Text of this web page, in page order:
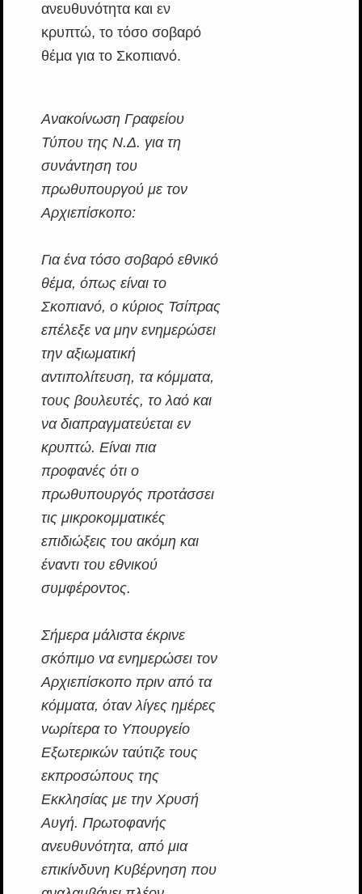
ανευθυνότητα και εν
κρυπτώ, το τόσο σοβαρό
θέμα για το Σκοπιανό.
Ανακοίνωση Γραφείου
Τύπου της Ν.Δ. για τη
συνάντηση του
πρωθυπουργού με τον
Αρχιεπίσκοπο:
Για ένα τόσο σοβαρό εθνικό
θέμα, όπως είναι το
Σκοπιανό, ο κύριος Τσίπρας
επέλεξε να μην ενημερώσει
την αξιωματική
αντιπολίτευση, τα κόμματα,
τους βουλευτές, το λαό και
να διαπραγματεύεται εν
κρυπτώ. Είναι πια
προφανές ότι ο
πρωθυπουργός προτάσσει
τις μικροκομματικές
επιδιώξεις του ακόμη και
έναντι του εθνικού
συμφέροντος.
Σήμερα μάλιστα έκρινε
σκόπιμο να ενημερώσει τον
Αρχιεπίσκοπο πριν από τα
κόμματα, όταν λίγες ημέρες
νωρίτερα το Υπουργείο
Εξωτερικών ταύτιζε τους
εκπροσώπους της
Εκκλησίας με την Χρυσή
Αυγή. Πρωτοφανής
ανευθυνότητα, από μια
επικίνδυνη Κυβέρνηση που